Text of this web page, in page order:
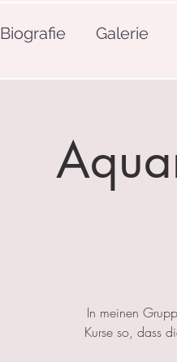
Biografie Galerie
In meinen
Kurse so, dass